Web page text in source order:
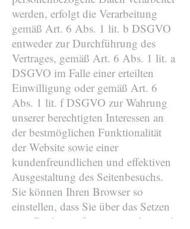
werden, erfolgt die Verarbeitung
gemäß Art. 6 Abs. 1 lit. b DSGVO
entweder zur Durchführung des
Vertrages, gemäß Art. 6 Abs. 1 lit. a
DSGVO im Falle einer erteilten
Einwilligung oder gemäß Art. 6
Abs. 1 lit. f DSGVO zur Wahrung
unserer berechtigten Interessen an
der bestmöglichen Funktionalität
der Website sowie einer
kundenfreundlichen und effektiven
Ausgestaltung des Seitenbesuchs.
Sie können Ihren Browser so
einstellen, dass Sie über das Setzen
von Cookies informiert werden und